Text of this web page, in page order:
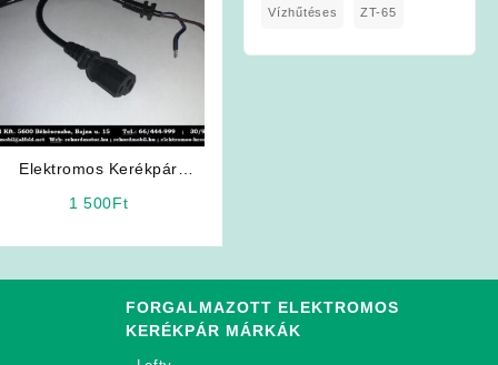
Elektromos Kerékpár
1 500Ft
Vízhűtéses ZT-65
FORGALMAZOTT ELEKTROMOS
KERÉKPÁR MÁRKÁK